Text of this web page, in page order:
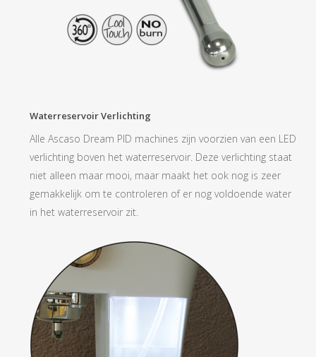
Waterreservoir Verlichting
Alle Ascaso Dream PID machines zijn voorzien van een LED
verlichting boven het waterreservoir. Deze verlichting staat
niet alleen maar mooi, maar maakt het ook nog is zeer
gemakkelijk om te controleren of er nog voldoende water
in het waterreservoir zit.